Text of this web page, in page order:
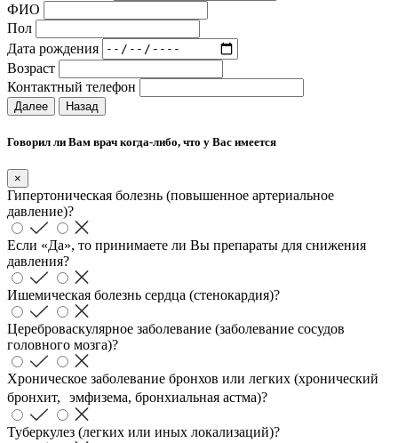
ФИО
Пол
Дата рождения
Возраст
Контактный телефон
Далее Назад
Говорил ли Вам врач когда-либо, что у Вас имеется
×
Гипертоническая болезнь (повышенное артериальное
давление)?
Если «Да», то принимаете ли Вы препараты для снижения
давления?
Ишемическая болезнь сердца (стенокардия)?
Цереброваскулярное заболевание (заболевание сосудов
головного мозга)?
Хроническое заболевание бронхов или легких (хронический
бронхит, эмфизема, бронхиальная астма)?
Туберкулез (легких или иных локализаций)?